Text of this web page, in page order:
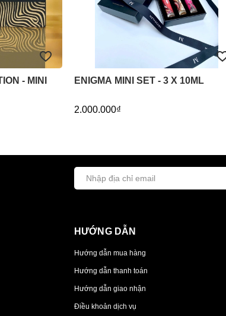
- MINI
ENIGMA MINI SET - 3 X 10ML
2.000.000₫
HƯỚNG DẪN
Hướng dẫn mua hàng
Hướng dẫn thanh toán
Hướng dẫn giao nhận
Điều khoản dịch vụ